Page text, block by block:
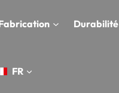
Durabilité
FR